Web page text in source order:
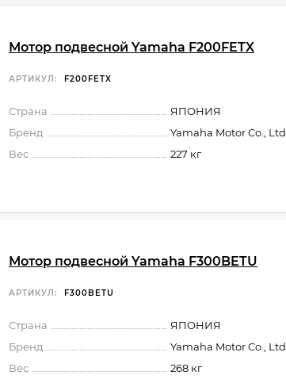
Мотор подвесной Yamaha F200FETX
АРТИКУЛ: F200FETX
Страна
ЯПОНИЯ
Бренд
Yamaha Motor Co., Ltd.
Вес
227 кг
Мотор подвесной Yamaha F300BETU
АРТИКУЛ: F300BETU
Страна
ЯПОНИЯ
Бренд
Yamaha Motor Co., Ltd.
Вес
268 кг